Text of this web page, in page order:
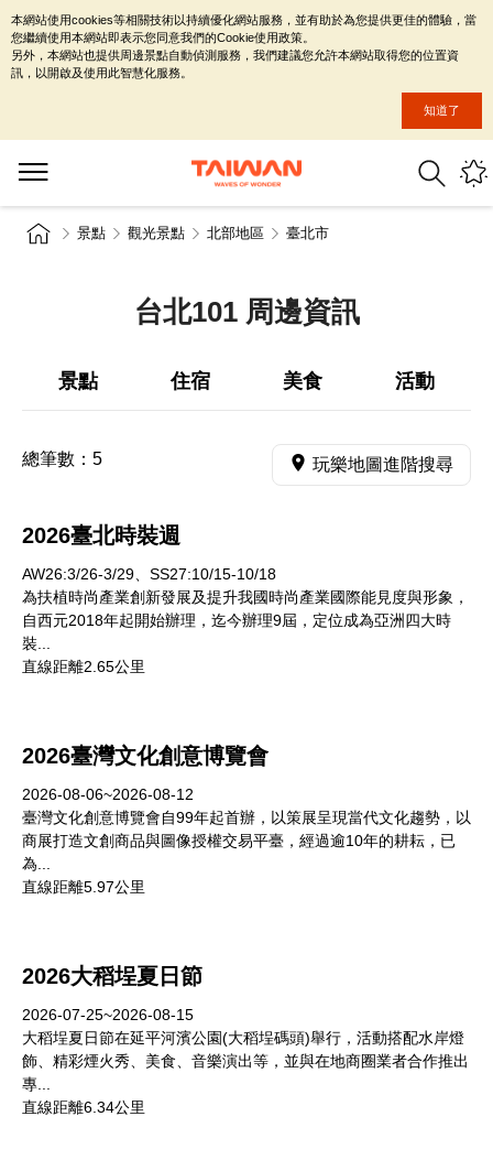
景點 觀光景點 北部地區 臺北市
台北101 周邊資訊
景點 住宿 美食 活動
總筆數： 5 玩樂地圖進階搜尋
2026臺北時裝週
AW26:3/26-3/29、SS27:10/15-10/18
為扶植時尚產業創新發展及提升我國時尚產業國際能見度與形象，
自西元2018年起開始辦理，迄今辦理9屆，定位成為亞洲四大時
裝...
直線距離2.65公里
2026臺灣文化創意博覽會
2026-08-06~2026-08-12
臺灣文化創意博覽會自99年起首辦，以策展呈現當代文化趨勢，以
商展打造文創商品與圖像授權交易平臺，經過逾10年的耕耘，已
為...
直線距離5.97公里
2026大稻埕夏日節
2026-07-25~2026-08-15
大稻埕夏日節在延平河濱公園(大稻埕碼頭)舉行，活動搭配水岸燈
飾、精彩煙火秀、美食、音樂演出等，並與在地商圈業者合作推出
專...
直線距離6.34公里
本網站使用cookies等相關技術以持續優化網站服務，並有助於為您提供更佳的體驗，當
您繼續使用本網站即表示您同意我們的Cookie使用政策。
另外，本網站也提供周邊景點自動偵測服務，我們建議您允許本網站取得您的位置資
訊，以開啟及使用此智慧化服務。
知道了